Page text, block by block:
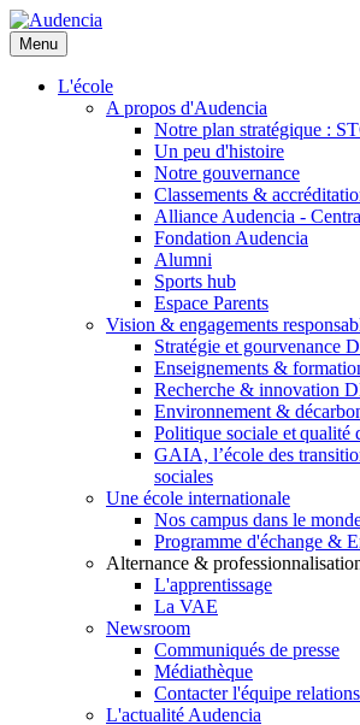
Aller
au
contenu
principal
Menu
L'école
A propos d'Audencia
Notre plan stratégique :
Un peu d'histoire
Notre gouvernance
Classements &
Alliance Audencia -
Fondation Audencia
Alumni
Sports hub
Espace Parents
Vision & engagements
Stratégie et gourvenance
Enseignements &
Recherche & innovation
Environnement &
Politique sociale et qualité
GAIA, l’école des
sociales
Une école internationale
Nos campus dans le
Programme d'échange &
Alternance &
L'apprentissage
La VAE
Newsroom
Communiqués de presse
Médiathèque
Contacter l'équipe
L'actualité Audencia